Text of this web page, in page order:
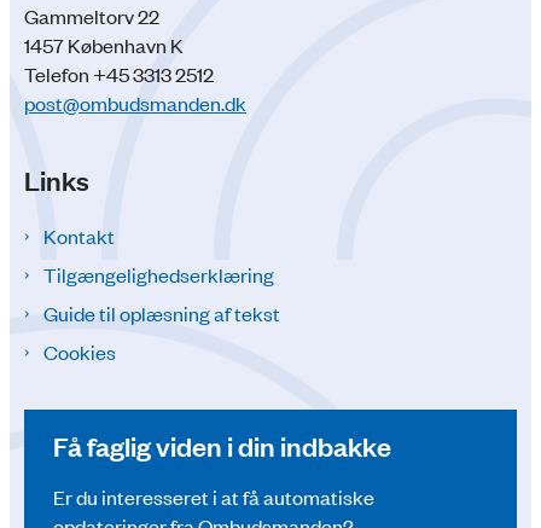
Gammeltorv 22
1457 København K
Telefon +45 3313 2512
post@ombudsmanden.dk
Links
Kontakt
Tilgængelighedserklæring
Guide til oplæsning af tekst
Cookies
Få faglig viden i din indbakke
Er du interesseret i at få automatiske